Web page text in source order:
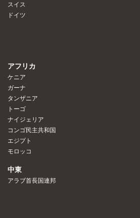
スイス
ドイツ
アフリカ
ケニア
ガーナ
タンザニア
トーゴ
ナイジェリア
コンゴ民主共和国
エジプト
モロッコ
中東
アラブ首長国連邦